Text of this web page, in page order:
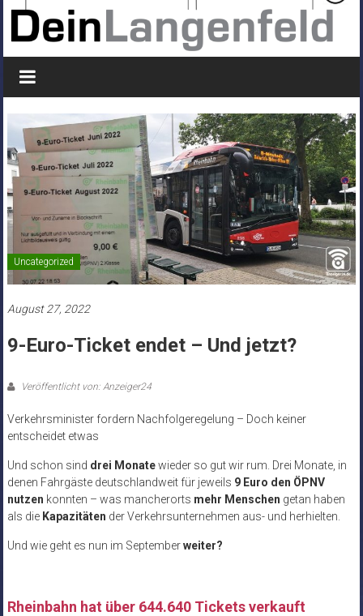
Uncategorized
August 27, 2022
9-Euro-Ticket endet – Und jetzt?
Veröffentlicht von: Anzeiger24
Verkehrsminister fordern Nachfolgeregelung – Doch keiner
entscheidet etwas
Und schon sind drei Monatewieder so gut wir rum. Drei Monate, in
denen Fahrgäste deutschlandweit für jeweils 9 Euro den ÖPNV
nutzen konnten – was mancherorts mehr Menschen getan haben
als die Kapazitäten der Verkehrsunternehmen aus- und herhielten.
Und wie geht es nun im Septemberweiter?
Rheinbahn hat über 644.640 Tickets verkauft